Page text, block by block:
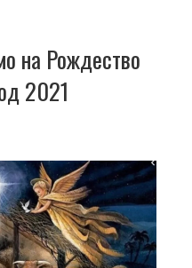
на Рождество
2021